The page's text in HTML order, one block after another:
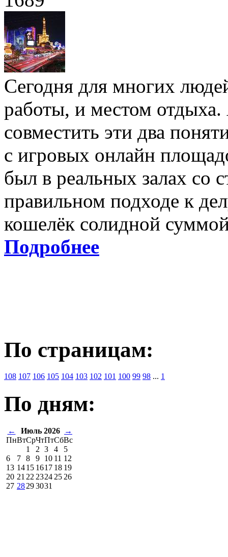
Сегодня для многих
работы, и местом
совместить эти два
с игровых онлайн
был в реальных залах со
правильном подходе к
кошелёк солидной
Подробнее
По страницам:
108 107 106 105 104 103 102 101 100 99 98 ... 1
По дням:
← Июль 2026
→
ПнВтСрЧтПтСбВс
1
2 3 4
5
6
7 8 9 10 11 12
13 1415 1617 18 19
20 21 22 2324 25 26
27 28293031